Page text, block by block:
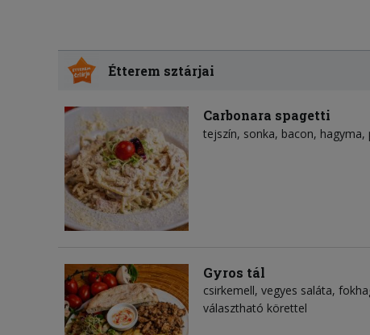
Étterem sztárjai
Carbonara spagetti
tejszín sonka bacon hagyma
Gyros tál
csirkemell, vegyes saláta,
választható körettel